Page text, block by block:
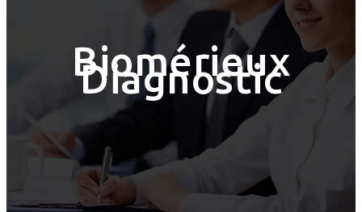
Biomérieux
Diagnostic